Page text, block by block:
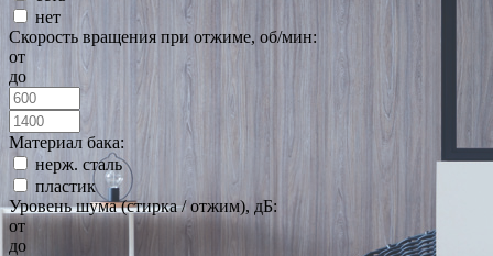
нет
Скорость вращения при отжиме, об/мин:
от
до
Материал бака:
нерж. сталь
пластик
Уровень шума (стирка / отжим), дБ:
от
до